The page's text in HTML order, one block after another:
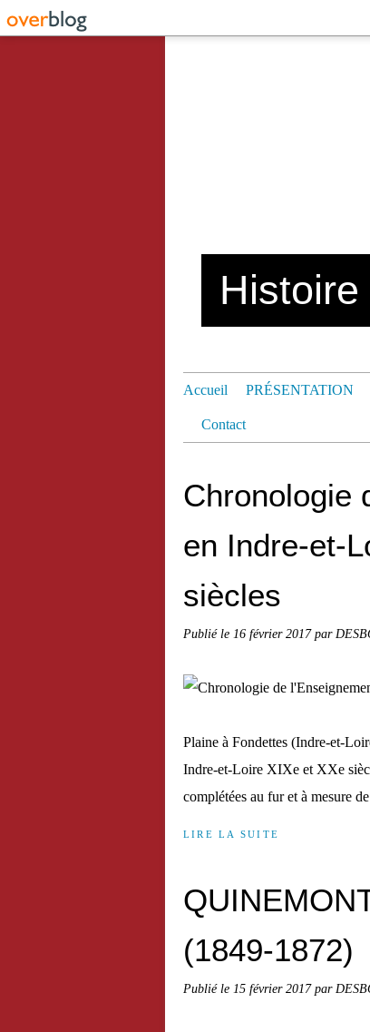
Accueil PRÉSENTATION
Contact
Chronologie
en Indre-et-
siècles
Publié le 16 février 2017par
Plaine à Fondettes (Indre-et-
Indre-et-Loire XIXe et XXe
complétées au fur et à mesure
LIRE LA SUITE
(1849-1872)
Publié le 15 février 2017par